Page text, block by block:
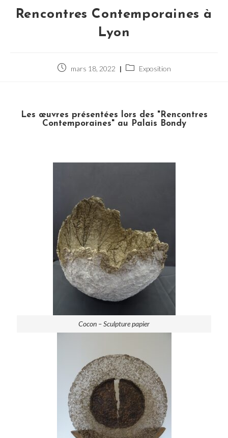
Rencontres Contemporaines à
Lyon
mars 18, 2022 Exposition
Les œuvres présentées lors des "Rencontres
Contemporaines" au Palais Bondy
Cocon – Sculpture papier